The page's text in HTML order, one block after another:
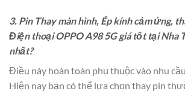
3. Pin Thay màn hình, Ép kính cảm ứng,
Điện thoại OPPO A98 5G giá tốt tại Nha
nhất?
Điều này hoàn toàn phụ thuộc vào nhu
Hiện nay bạn có thể lựa chọn thay pin